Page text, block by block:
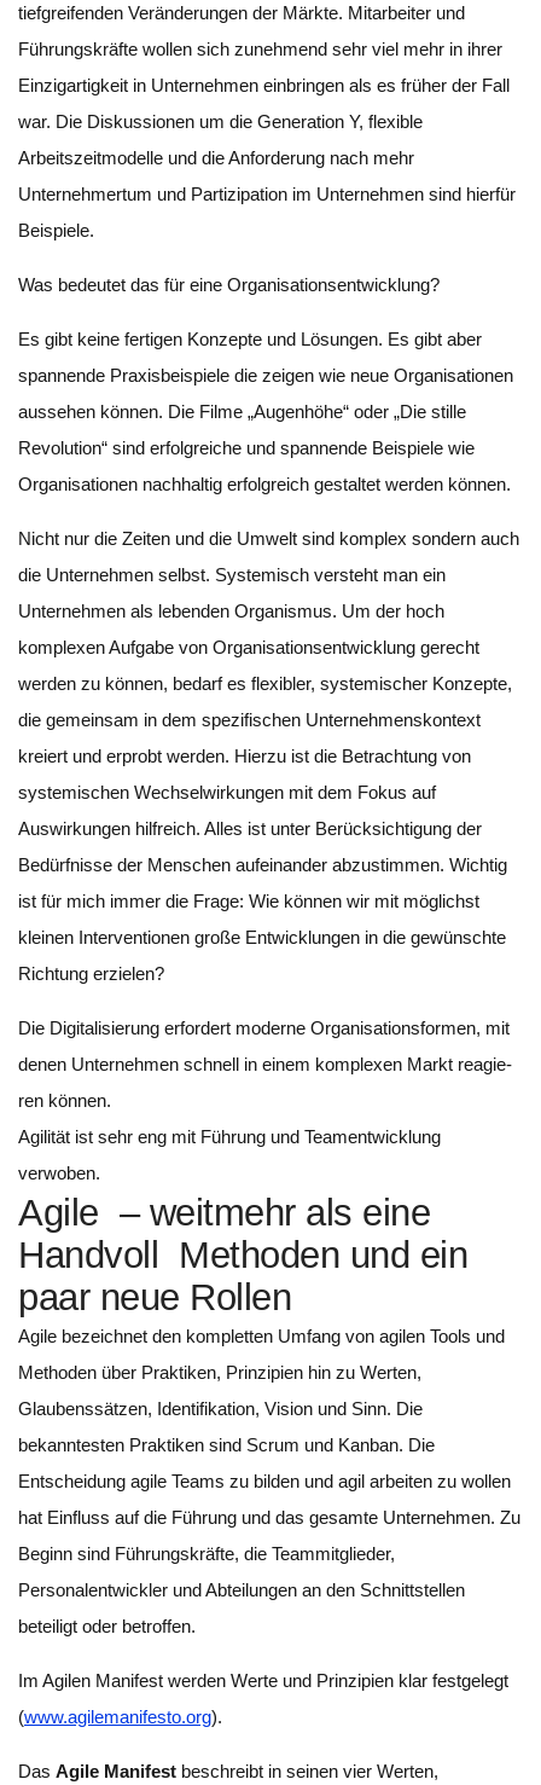
tiefgreifenden Veränderungen der Märkte. Mitarbeiter und
Führungskräfte wollen sich zunehmend sehr viel mehr in ihrer
Einzigartigkeit in Unternehmen einbringen als es früher der Fall
war. Die Diskussionen um die Generation Y, flexible
Arbeitszeitmodelle und die Anforderung nach mehr
Unternehmertum und Partizipation im Unternehmen sind hierfür
Beispiele.
Was bedeutet das für eine Organisationsentwicklung?
Es gibt keine fertigen Konzepte und Lösungen. Es gibt aber
spannende Praxisbeispiele die zeigen wie neue Organisationen
aussehen können. Die Filme „Augenhöhe“ oder „Die stille
Revolution“ sind erfolgreiche und spannende Beispiele wie
Organisationen nachhaltig erfolgreich gestaltet werden können.
Nicht nur die Zeiten und die Umwelt sind komplex sondern auch
die Unternehmen selbst. Systemisch versteht man ein
Unternehmen als lebenden Organismus. Um der hoch
komplexen Aufgabe von Organisationsentwicklung gerecht
werden zu können, bedarf es flexibler, systemischer Konzepte,
die gemeinsam in dem spezifischen Unternehmenskontext
kreiert und erprobt werden. Hierzu ist die Betrachtung von
systemischen Wechselwirkungen mit dem Fokus auf
Auswirkungen hilfreich. Alles ist unter Berücksichtigung der
Bedürfnisse der Menschen aufeinander abzustimmen. Wichtig
ist für mich immer die Frage: Wie können wir mit möglichst
kleinen Interventionen große Entwicklungen in die gewünschte
Richtung erzielen?
Die Digitalisierung erfordert moderne Orga­ni­sa­tions­for­men, mit
denen Unter­neh­men schnell in einem kom­ple­xen Markt rea­gie­
ren können.
Agilität ist sehr eng mit Führung und Teamentwicklung
verwoben.
Agile – weitmehr als eine
Handvoll Methoden und ein
paar neue Rollen
Agile bezeichnet den kompletten Umfang von agilen Tools und
Methoden über Praktiken, Prinzipien hin zu Werten,
Glaubenssätzen, Identifikation, Vision und Sinn. Die
bekanntesten Praktiken sind Scrum und Kanban. Die
Entscheidung agile Teams zu bilden und agil arbeiten zu wollen
hat Einfluss auf die Führung und das gesamte Unternehmen. Zu
Beginn sind Führungskräfte, die Teammitglieder,
Personalentwickler und Abteilungen an den Schnittstellen
beteiligt oder betroffen.
Im Agilen Manifest werden Werte und Prinzipien klar festgelegt
(www.agilemanifesto.org).
Das Agile Manifest beschreibt in seinen vier Werten,